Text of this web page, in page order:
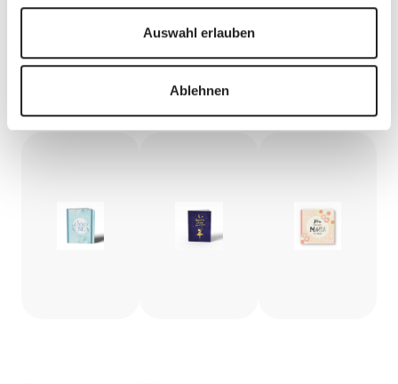
Auswahl erlauben
Ablehnen
buch
h macht